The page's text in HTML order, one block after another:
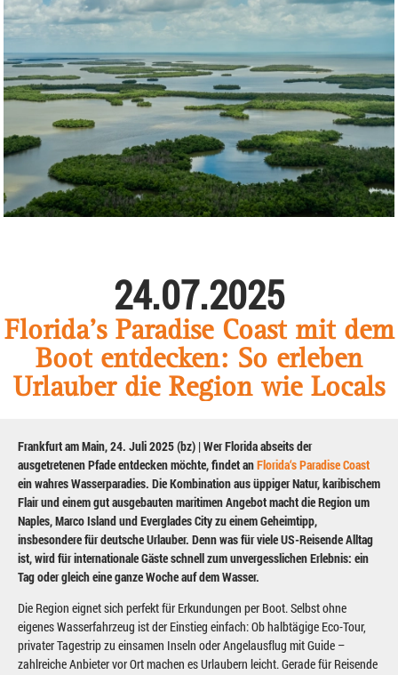
24.07.2025
Florida’s Paradise Coast mit dem
Boot entdecken: So erleben
Urlauber die Region wie Locals
Frankfurt am Main, 24. Juli 2025 (bz) | Wer Florida abseits der
ausgetretenen Pfade entdecken möchte, findet anFlorida‘s Paradise Coast
ein wahres Wasserparadies. Die Kombination aus üppiger Natur, karibischem
Flair und einem gut ausgebauten maritimen Angebot macht die Region um
Naples, Marco Island und Everglades City zu einem Geheimtipp,
insbesondere für deutsche Urlauber. Denn was für viele US-Reisende Alltag
ist, wird für internationale Gäste schnell zum unvergesslichen Erlebnis: ein
Tag oder gleich eine ganze Woche auf dem Wasser.
Die Region eignet sich perfekt für Erkundungen per Boot. Selbst ohne
eigenes Wasserfahrzeug ist der Einstieg einfach: Ob halbtägige Eco-Tour,
privater Tagestrip zu einsamen Inseln oder Angelausflug mit Guide –
zahlreiche Anbieter vor Ort machen es Urlaubern leicht. Gerade für Reisende